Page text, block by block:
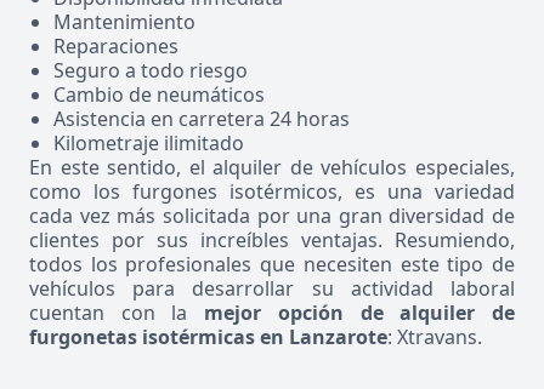
Mantenimiento
Reparaciones
Seguro a todo riesgo
Cambio de neumáticos
Asistencia en carretera 24 horas
Kilometraje ilimitado
En este sentido, el alquiler de vehículos especiales,
como los furgones isotérmicos, es una variedad
cada vez más solicitada por una gran diversidad de
clientes por sus increíbles ventajas. Resumiendo,
todos los profesionales que necesiten este tipo de
vehículos para desarrollar su actividad laboral
cuentan con la mejor opción de alquiler de
furgonetas isotérmicas en Lanzarote: Xtravans.